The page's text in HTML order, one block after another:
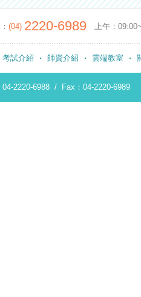
(04) 2220-6989 上午：
考試介紹 師資介紹 雲端教室
04-2220-6988 / Fax：04-2220-6989